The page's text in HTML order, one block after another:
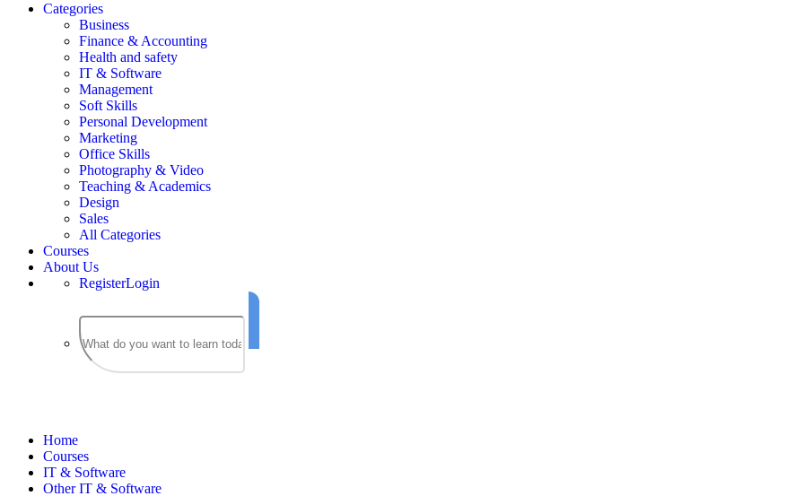
Categories
Business
Finance & Accounting
Health and safety
IT & Software
Management
Soft Skills
Personal Development
Marketing
Office Skills
Photography & Video
Teaching & Academics
Design
Sales
All Categories
Courses
About Us
RegisterLogin
Home
Courses
IT & Software
Other IT & Software